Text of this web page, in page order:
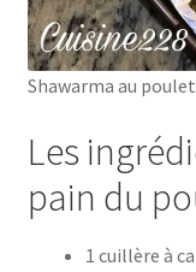
Shawarma au
Les
pain du
1 cuillère à